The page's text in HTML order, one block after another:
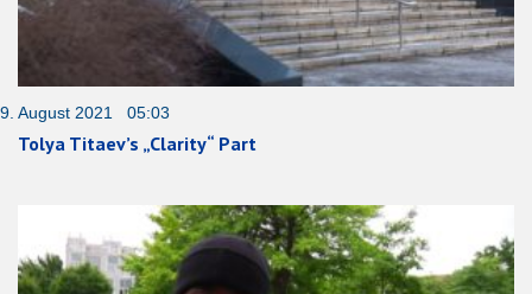
9. August 2021 05:03
Tolya Titaev’s „Clarity“ Part